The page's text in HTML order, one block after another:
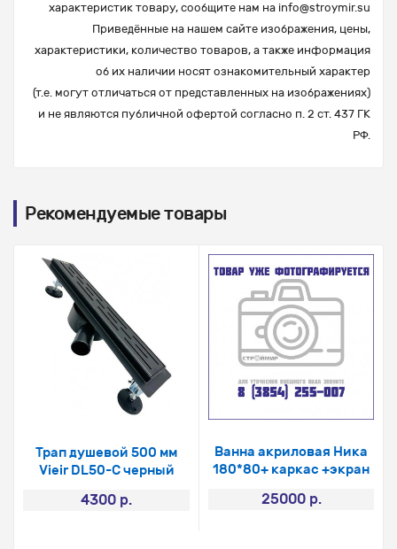
характеристик товару, сообщите нам на info@stroymir.su
Приведённые на нашем сайте изображения, цены,
характеристики, количество товаров, а также информация
об их наличии носят ознакомительный характер
(т.е. могут отличаться от представленных на изображениях)
и не являются публичной офертой согласно п. 2 ст. 437 ГК
РФ.
Рекомендуемые товары
Трап душевой 500 мм
Vieir DL50-С черный
4300 р.
Ванна акриловая Ника
180*80+ каркас +экран
25000 р.